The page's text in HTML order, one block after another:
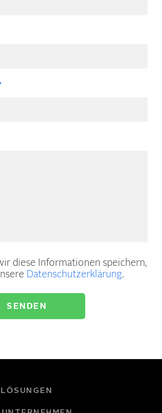
diese Informationen speichern,
Datenschutzerklärung.
LÖSUNGEN